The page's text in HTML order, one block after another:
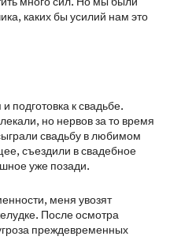
каких бы усилий нам это
подготовка к свадьбе.
но нервов за то время
свадьбу в любимом
съездили в свадебное
уже позади.
меня увозят
После осмотра
преждевременных